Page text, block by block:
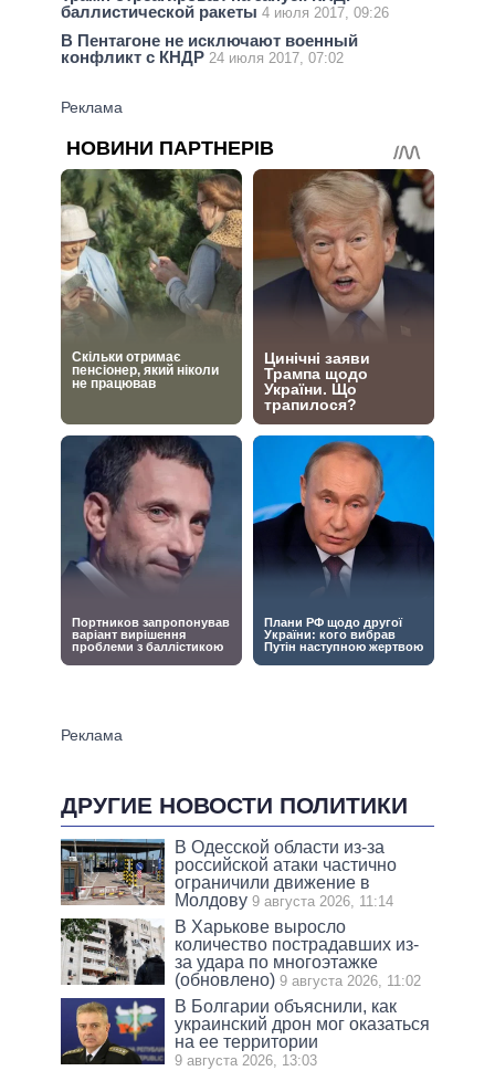
баллистической ракеты 4 июля 2017, 09:26
В Пентагоне не исключают военный
конфликт с КНДР 24 июля 2017, 07:02
ДРУГИЕ НОВОСТИ ПОЛИТИКИ
В Одесской области из-за
российской атаки частично
ограничили движение в
Молдову 9 августа 2026, 11:14
В Харькове выросло
количество пострадавших из-
за удара по многоэтажке
(обновлено) 9 августа 2026, 11:02
В Болгарии объяснили, как
украинский дрон мог оказаться
на ее территории
9 августа 2026, 13:03